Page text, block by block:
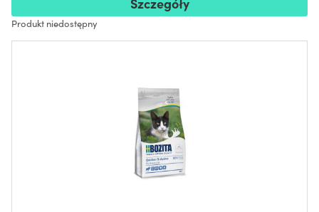
Produkt niedostępny